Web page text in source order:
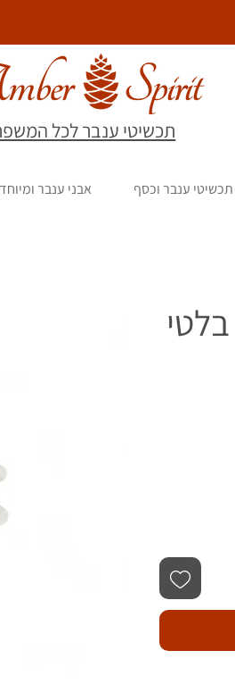
תכשיטי ענבר לכל
תכשיטי ענבר וכסף אבני ענבר